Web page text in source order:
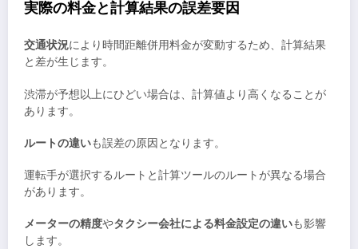
実際の料金と計算結果の誤差要因
交通状況により時間距離併用料金が変動するため、計算結果
と差が生じます。
渋滞が予想以上にひどい場合は、計算値より高くなることが
あります。
ルートの違いも誤差の原因となります。
運転手が選択するルートと計算ツールのルートが異なる場合
があります。
メーターの精度やタクシー会社による料金設定の違いも影響
します。